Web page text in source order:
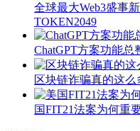
全球最大Web3盛事
TOKEN2049
ChatGPT方案功能
区块链诈骗真的这
国FIT21法案为何重